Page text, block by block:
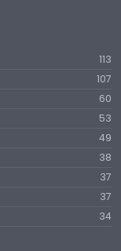
113
107
60
53
49
38
37
37
34